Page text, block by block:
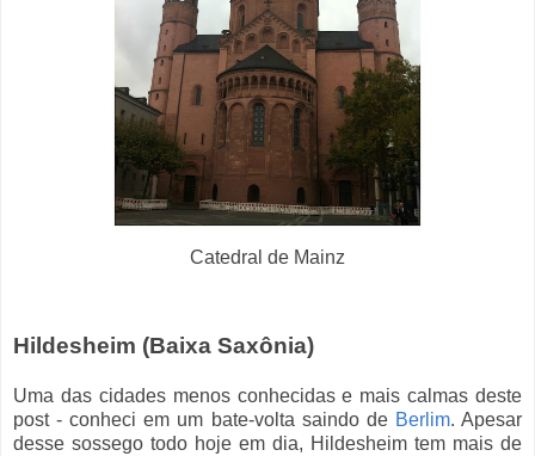
Catedral de Mainz
Hildesheim (Baixa Saxônia)
Uma das cidades menos conhecidas e mais calmas deste
post - conheci em um bate-volta saindo de Berlim. Apesar
desse sossego todo hoje em dia, Hildesheim tem mais de